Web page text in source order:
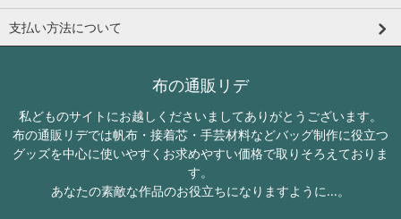
支払い方法について
布の通販リデ
私どものサイトにお越しくださいましてありがとうございます。
布の通販リデでは帆布・接着芯・手芸材料などバッグ制作に役立つ
グッズを中心に使いやすくお求めやすい価格で取りそろえておりま
す。
あなたの素敵な作品のお役立ちになりますように...。